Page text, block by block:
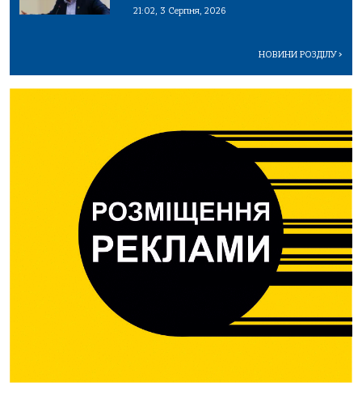
21:02, 3 Серпня, 2026
НОВИНИ РОЗДІЛУ>